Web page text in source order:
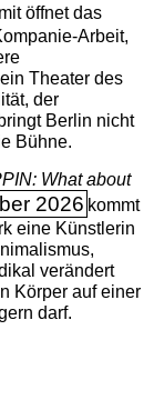
öffnet das
Arbeit,
Theater des
der
Berlin nicht
Bühne.
What about
2026 kommt
eine Künstlerin
verändert
Körper auf einer
darf.